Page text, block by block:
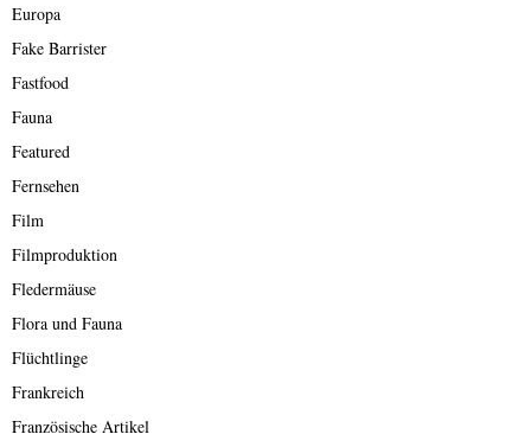
Europa
Fake Barrister
Fastfood
Fauna
Featured
Fernsehen
Film
Filmproduktion
Fledermäuse
Flora und Fauna
Flüchtlinge
Frankreich
Französische Artikel